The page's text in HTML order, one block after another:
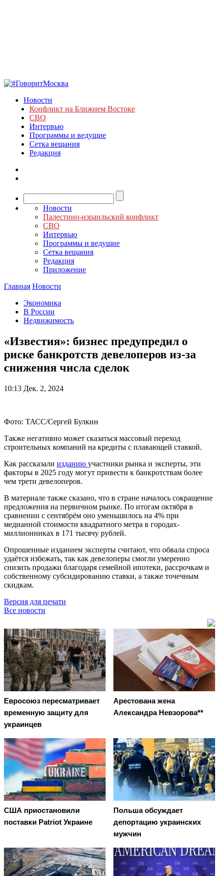
Новости
Конфликт на Ближнем Востоке
СВО
Интервью
Программы и ведущие
Сетка вещания
Редакция
Новости
Палестино-израильский конфликт
СВО
Интервью
Программы и ведущие
Сетка вещания
Редакция
Приложение
Главная Новости
Экономика
В России
Недвижимость
«Известия»: бизнес предупредил о
риске банкротств девелоперов из-за
снижения числа сделок
10:13 Дек. 2, 2024
Фото: ТАСС/Сергей Булкин
Также негативно может сказаться массовый переход
строительных компаний на кредиты с плавающей ставкой.
Как рассказали изданию участники рынка и эксперты, эти
факторы в 2025 году могут привести к банкротствам более
чем трети девелоперов.
В материале также сказано, что в стране началось сокращение
предложения на первичном рынке. По итогам октября в
сравнении с сентябрём оно уменьшилось на 4% при
медианной стоимости квадратного метра в городах-
миллионниках в 171 тысячу рублей.
Опрошенные изданием эксперты считают, что обвала спроса
удаётся избежать, так как девелоперы смогли умеренно
снизить продажи благодаря семейной ипотеки, рассрочкам и
собственному субсидированию ставки, а также точечным
скидкам.
Версия для печати
Все новости
Евросоюз пересматривает
временную защиту для
украинцев
Арестована жена
Александра Невзорова**
США приостановили
поставки Patriot Украине
Польша обсуждает
депортацию украинских
мужчин